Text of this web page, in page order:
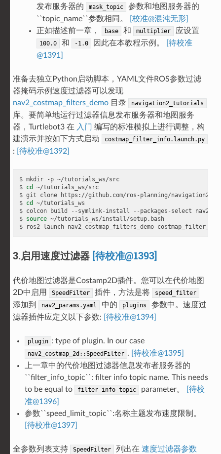
发布服务器的 mask_topic
参数和地图服务器的
``topic_name``参数相同。
[校准@混沌无形]
正如描述前一章，
base 和 multiplier 应设置
100.0 和 -1.0 因此在本教程示例。
[待校准
@1391]
准备去独立Python启动脚本，YAML文件ROS参数过滤
器掩码示例速度过滤器可以发现
nav2_costmap_filters_demo目录 navigation2_tutorials
库。要简单地运行过滤器信息发布服务器和地图服务
器，Turtlebot3 在 入门 编写的标准模拟上进行调整，构
建演示并按如下方式启动
costmap_filter_info.launch.py
: [待校准@1392]
$ mkdir -p ~/tutorials_ws/src
$ cd
~/tutorials_ws/src
$ git clone https://github.com/ros-planning/
$ cd
~/tutorials_ws
$ colcon build --symlink-install --packages-select
$ source ~/tutorials_ws/install/setup.bash
$ ros2 launch nav2_costmap_filters_demo
3.启用速度过滤器 [待校准@1393]
代价地图过滤器是Costamp2D插件。您可以在代价地图
2D中启用
SpeedFilter 插件，方法是将 speed_filter
添加到 nav2_params.yaml 中的 plugins
参数中。速度过
滤器插件应定义以下参数:
[待校准@1394]
plugin : type of plugin. In our case
nav2_costmap_2d::SpeedFilter .
[待校准@1395]
上一章中的代价地图过滤器信息发布者服务器的
``filter_info_topic``: filter info topic name. This needs
to be equal to
filter_info_topic parameter。
[待校
准@1396]
参数``speed_limit_topic``:名称主题发布速度限制。
[待校准@1397]
全参数列表支持 SpeedFilter 列出在 速度过滤器参数